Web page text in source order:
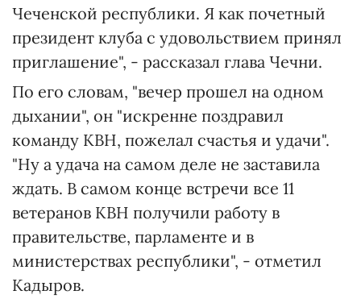
Чеченской республики. Я как почетный
президент клуба с удовольствием принял
приглашение", - рассказал глава Чечни.
По его словам, "вечер прошел на одном
дыхании", он "искренне поздравил
команду КВН, пожелал счастья и удачи".
"Ну а удача на самом деле не заставила
ждать. В самом конце встречи все 11
ветеранов КВН получили работу в
правительстве, парламенте и в
министерствах республики", - отметил
Кадыров.